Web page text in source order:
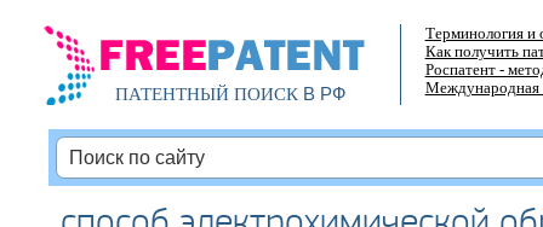
ПАТЕНТНЫЙ ПОИСКВ РФ
Терминология и
Как получить
Роспатент -
Международная